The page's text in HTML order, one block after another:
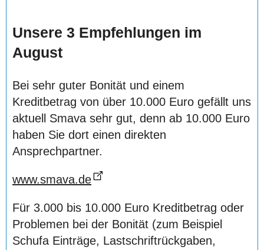
Unsere 3 Empfehlungen im
August
Bei sehr guter Bonität und einem
Kreditbetrag von über 10.000 Euro gefällt uns
aktuell Smava sehr gut, denn ab 10.000 Euro
haben Sie dort einen direkten
Ansprechpartner.
www.smava.de
Für 3.000 bis 10.000 Euro Kreditbetrag oder
Problemen bei der Bonität (zum Beispiel
Schufa Einträge, Lastschriftrückgaben,